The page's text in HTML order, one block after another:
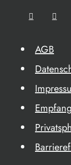
AGB
Empfang